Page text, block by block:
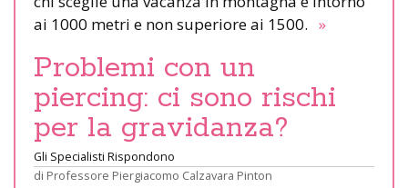
ai 1000 metri e non superiore ai 1500. »
Problemi con un
piercing: ci sono rischi
per la gravidanza?
Gli Specialisti Rispondono
di Professore Piergiacomo Calzavara Pinton